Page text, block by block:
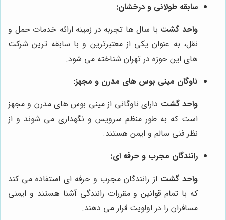
سابقه طولانی و درخشان:
واحد گشت با سال ها تجربه در زمینه ارائه خدمات حمل و
نقل، به عنوان یکی از معتبرترین و با سابقه ترین شرکت
های این حوزه در تهران شناخته می شود.
ناوگان مینی بوس های مدرن و مجهز:
واحد گشت دارای ناوگانی از مینی بوس های مدرن و مجهز
است که به طور منظم سرویس و نگهداری می شوند و از
نظر فنی سالم و ایمن هستند.
رانندگان مجرب و حرفه ای:
واحد گشت از رانندگان مجرب و حرفه ای استفاده می کند
که با تمام قوانین و مقررات رانندگی آشنا هستند و ایمنی
مسافران را در اولویت قرار می دهند.